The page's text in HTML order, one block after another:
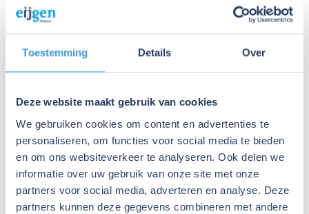
Toestemming Details Over
Deze website maakt gebruik van cookies
We gebruiken cookies om content en advertenties te
personaliseren, om functies voor social media te bieden
en om ons websiteverkeer te analyseren. Ook delen we
informatie over uw gebruik van onze site met onze
partners voor social media, adverteren en analyse. Deze
partners kunnen deze gegevens combineren met andere
Hoe vaak moet ik een waardering vernieuwen?
Wordt de waardering geaccepteerd door banken?
Hoe accuraat is een waardering?
Komt er een lange verplichting bij kijken?
Wanneer is een sparringpartner nuttig — ook als alles
goed gaat?
Wat doen jullie anders dan mijn accountant?
Wat is het verschil tussen eenmalig advies en een
structurele sparringpartner?
Wat kost een adviestraject bij jullie?